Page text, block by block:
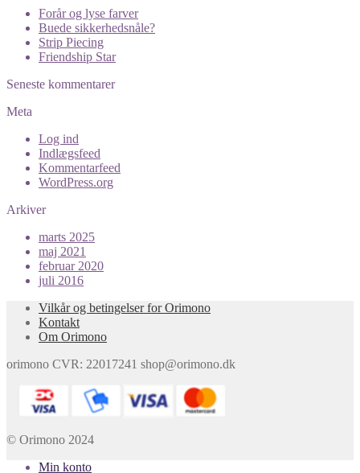
Forår og lyse farver
Buede sikkerhedsnåle?
Strip Piecing
Friendship Star
Seneste kommentarer
Meta
Log ind
Indlægsfeed
Kommentarfeed
WordPress.org
Arkiver
marts 2025
maj 2021
februar 2020
juli 2016
Vilkår og betingelser for Orimono
Kontakt
Om Orimono
orimono CVR: 22017241 shop@orimono.dk
© Orimono 2024
Min konto